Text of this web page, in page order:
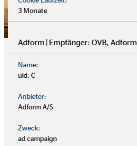
Nebenberuf
Entdecke deine Karriere im
aufzugeben. Starte deine flexible
ihre finanziellen Ziele zu erreichen.
3 Monate
Adform | Empfänger: OVB,
Name:
uid, C
Anbieter:
Adform A/S
Zweck:
ad campaign